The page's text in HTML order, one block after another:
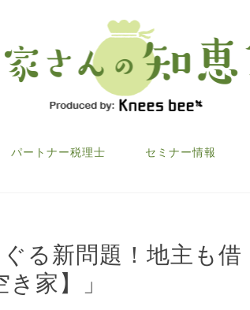
パートナー税理士 セミナー情報
る新問題！地主も借
家】」